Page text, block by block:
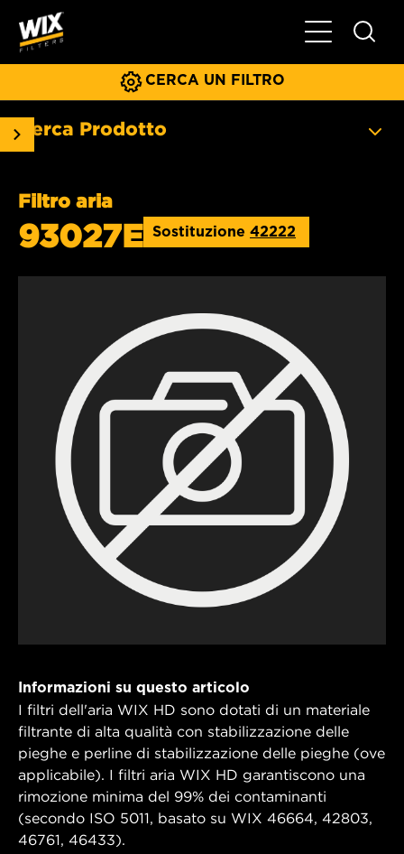
Menu
CERCA UN FILTRO
Cerca Prodotto
Filtro aria
93027E Sostituzione 42222
Informazioni su questo articolo
I filtri dell'aria WIX HD sono dotati di un materiale
filtrante di alta qualità con stabilizzazione delle
pieghe e perline di stabilizzazione delle pieghe (ove
applicabile). I filtri aria WIX HD garantiscono una
rimozione minima del 99% dei contaminanti
(secondo ISO 5011, basato su WIX 46664, 42803,
46761, 46433).